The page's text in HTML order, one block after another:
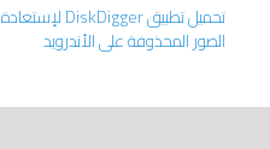
تحميل تطبيق DiskDigger لإستعادة
الصور المحذوفة على الأندرويد